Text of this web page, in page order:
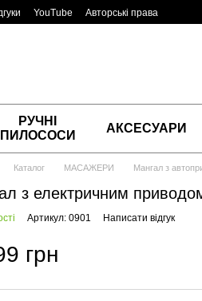
YouTube
Авторські права
РУЧНІ
ПИЛОСОСИ
АКСЕСУАРИ
Каталог МАСАЖЕРИ Мангал з
з електричним
Артикул: 0901 Написати відгук
грн